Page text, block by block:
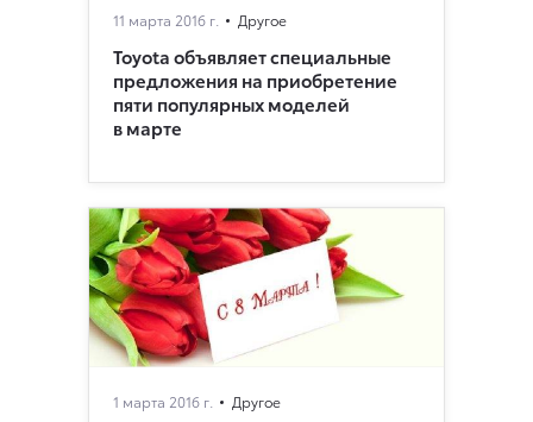
11 марта 2016 г. Другое
Toyota объявляет специальные
предложения на приобретение
пяти популярных моделей
в марте
1 марта 2016 г. Другое